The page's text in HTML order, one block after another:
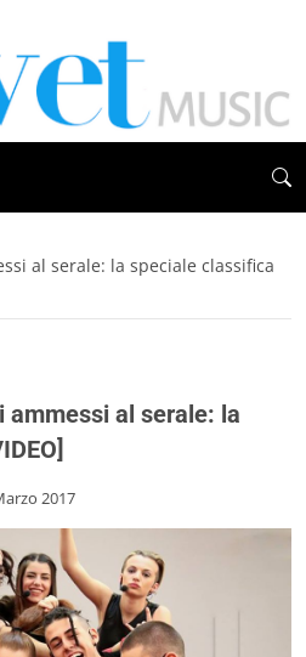
al serale: la speciale classifica
ammessi al serale: la
2017